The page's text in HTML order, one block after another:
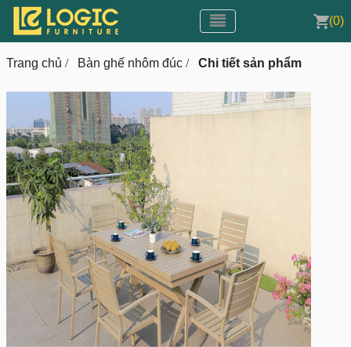
Toggle navigation
CMS v3.0 Toggle navigation(0)
Trang chủ / Bàn ghế nhôm đúc / Chi tiết sản phẩm
prev
next